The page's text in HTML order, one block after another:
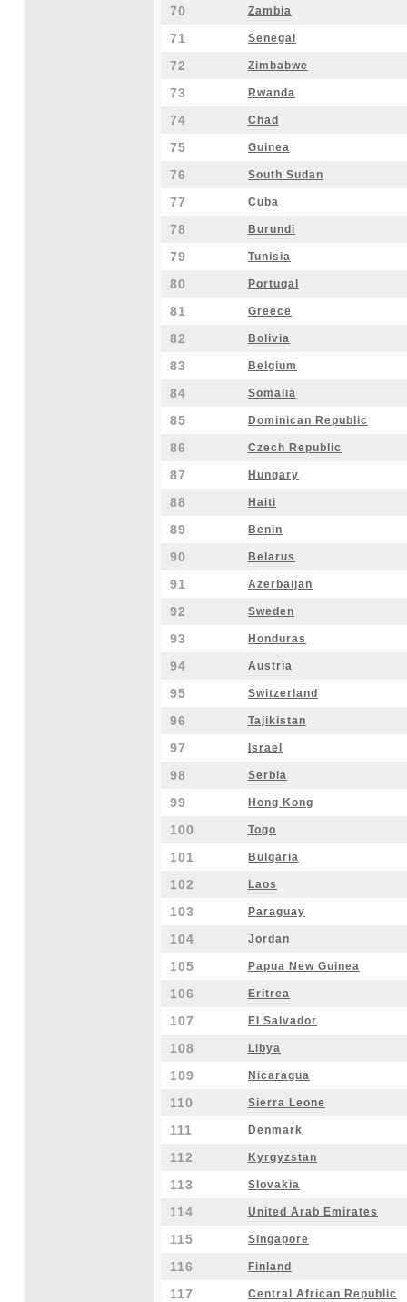
70 Zambia
71 Senegal
72 Zimbabwe
73 Rwanda
74 Chad
75 Guinea
76 South Sudan
77 Cuba
78 Burundi
79 Tunisia
80 Portugal
81 Greece
82 Bolivia
83 Belgium
84 Somalia
85 Dominican Republic
86 Czech Republic
87 Hungary
88 Haiti
89 Benin
90 Belarus
91 Azerbaijan
92 Sweden
93 Honduras
94 Austria
95 Switzerland
96 Tajikistan
97 Israel
98 Serbia
99 Hong Kong
100 Togo
101 Bulgaria
102 Laos
103 Paraguay
104 Jordan
105 Papua New Guinea
106 Eritrea
107 El Salvador
108 Libya
109 Nicaragua
110 Sierra Leone
111 Denmark
112 Kyrgyzstan
113 Slovakia
114 United Arab Emirates
115 Singapore
116 Finland
117 Central African Republic